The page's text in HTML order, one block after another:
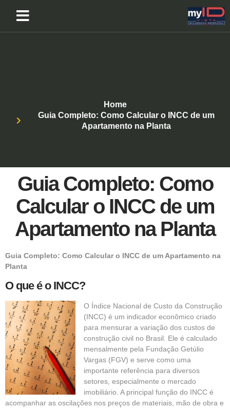
Home
Guia Completo: Como Calcular o INCC de um
Apartamento na Planta
Guia Completo: Como
Calcular o INCC de um
Apartamento na Planta
Guia Completo: Como Calcular o INCC de um Apartamento na
Planta
O que é o INCC?
O Índice Nacional de Custo da Construção
(INCC) é um indicador econômico criado
para mensurar a variação dos custos de
construção civil no Brasil. Ele é calculado
mensalmente pela Fundação Getúlio
Vargas (FGV) e serve como uma
importante referência para diversos
setores, especialmente o mercado
imobiliário. A principal função do INCC é
acompanhar as oscilações nos preços de materiais, mão de obra e